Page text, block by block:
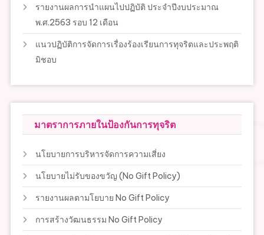
รายงานผลการนำแผนไปปฏิบัติ ประจำปีงบประมาณ
พ.ศ.2563 รอบ 12 เดือน
แนวปฏิบัติการจัดการเรื่องร้องเรียนการทุจริตและประพฤติ
มิชอบ
มาตราการภายในป้องกันการทุจริต
นโยบายการบริหารจัดการความเสี่ยง
นโยบายไม่รับของขวัญ (No Gift Policy)
รายงานผลตามโยบาย No Gift Policy
การสร้างวัฒนธรรม No Gift Policy